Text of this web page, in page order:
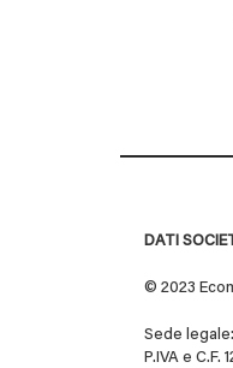
DATI
© 2023
Sede
P.IVA e C.F.